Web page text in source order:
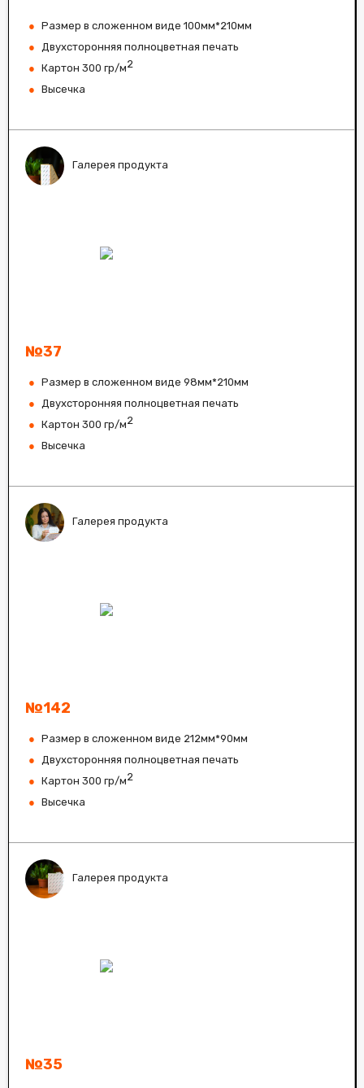
Размер в сложенном виде 100мм*210мм
Двухсторонняя полноцветная печать
Картон 300 гр/м2
Высечка
№37
Размер в сложенном виде 98мм*210мм
Двухсторонняя полноцветная печать
Картон 300 гр/м2
Высечка
Галерея продукта
№142
Размер в сложенном виде 212мм*90мм
Двухсторонняя полноцветная печать
Картон 300 гр/м2
Высечка
Галерея продукта
№35
Галерея продукта